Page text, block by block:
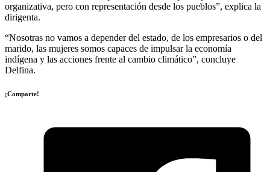
organizativa, pero con representación desde los pueblos”, explica la
dirigenta.
“Nosotras no vamos a depender del estado, de los empresarios o del
marido, las mujeres somos capaces de impulsar la economía
indígena y las acciones frente al cambio climático”, concluye
Delfina.
¡Comparte!